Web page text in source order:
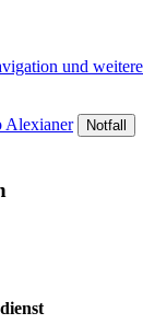
und
Notfall